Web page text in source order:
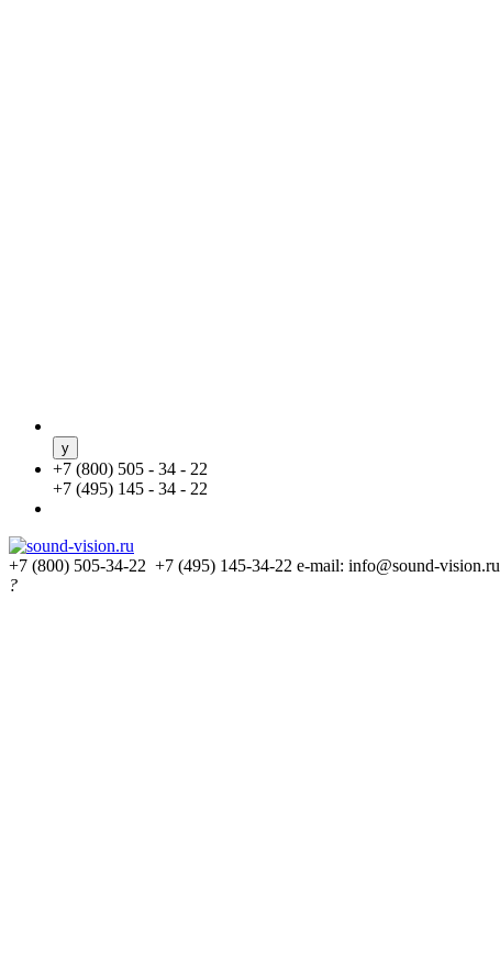
+7 (800) 505 - 34 - 22
+7 (495) 145 - 34 - 22
+7 (800) 505-34-22 +7 (495) 145-34-22 e-mail: info@sound-vision.ru
?